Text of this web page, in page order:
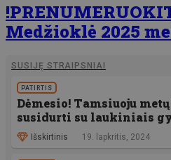
Medžioklė 2025
SUSIJĘ STRAIPSNIAI
PATIRTIS
Dėmesio! Tamsiuoju
susidurti su laukiniais
Išskirtinis 19. lapkritis, 2024